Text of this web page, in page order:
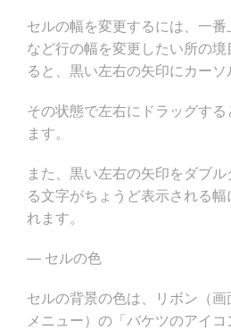
セルの幅を変更するには、一番
など行の幅を変更したい所の
ると、黒い左右の矢印にカーソ
その状態で左右にドラッグす
ます。
また、黒い左右の矢印をダブ
る文字がちょうど表示される幅
れます。
— セルの色
セルの背景の色は、リボン（
メニュー）の「バケツのアイコ